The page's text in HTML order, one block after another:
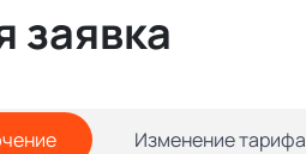
заявка
Изменение тарифа